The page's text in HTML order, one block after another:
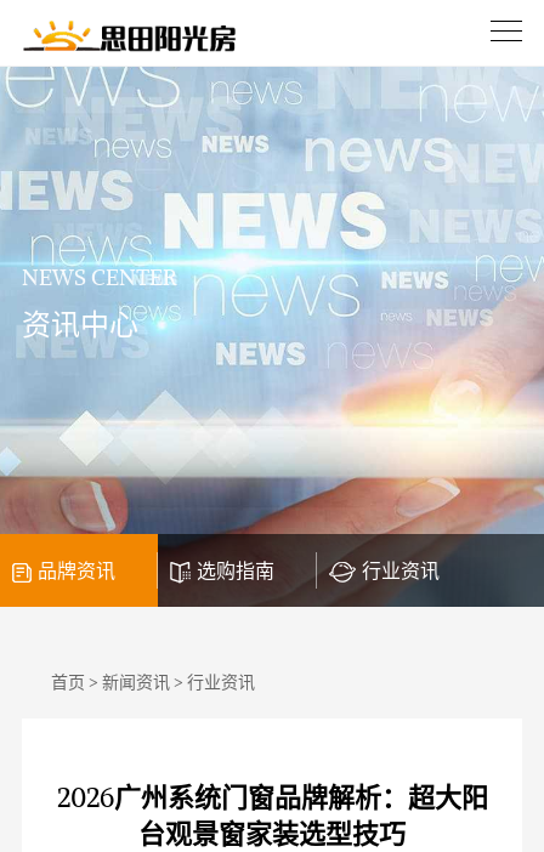
NEWS CENTER
资讯中心
品牌资讯 选购指南 行业资讯
首页 > 新闻资讯> 行业资讯
2026广州系统门窗品牌解析：超大阳
台观景窗家装选型技巧